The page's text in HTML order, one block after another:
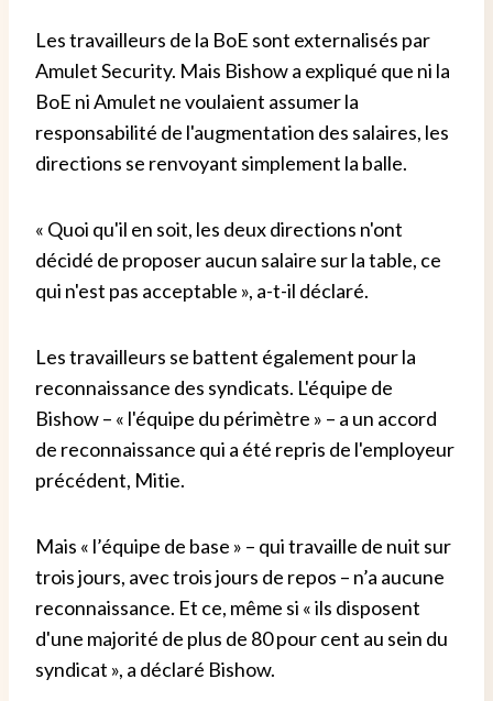
Les travailleurs de la BoE sont externalisés par
Amulet Security. Mais Bishow a expliqué que ni la
BoE ni Amulet ne voulaient assumer la
responsabilité de l'augmentation des salaires, les
directions se renvoyant simplement la balle.
« Quoi qu'il en soit, les deux directions n'ont
décidé de proposer aucun salaire sur la table, ce
qui n'est pas acceptable », a-t-il déclaré.
Les travailleurs se battent également pour la
reconnaissance des syndicats. L'équipe de
Bishow – « l'équipe du périmètre » – a un accord
de reconnaissance qui a été repris de l'employeur
précédent, Mitie.
Mais « l’équipe de base » – qui travaille de nuit sur
trois jours, avec trois jours de repos – n’a aucune
reconnaissance. Et ce, même si « ils disposent
d'une majorité de plus de 80 pour cent au sein du
syndicat », a déclaré Bishow.